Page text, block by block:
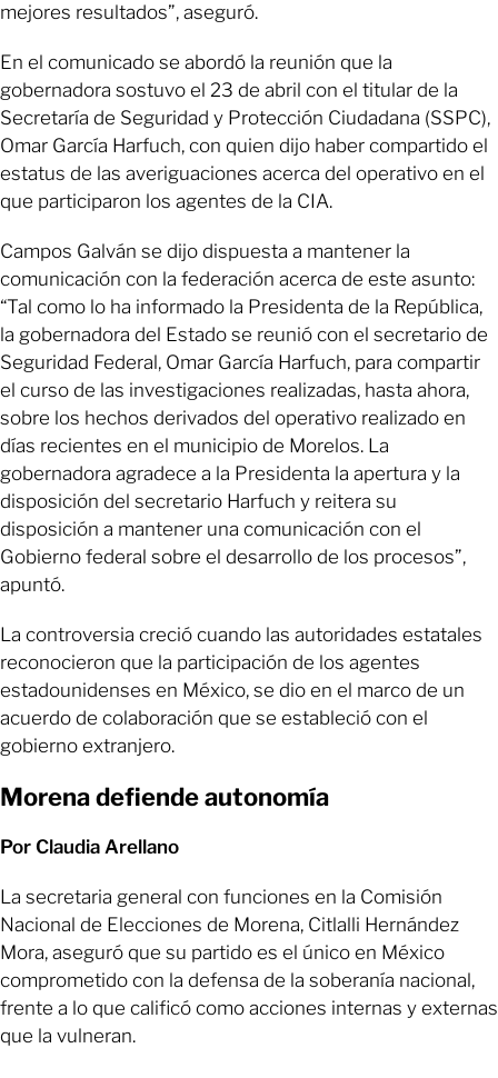
mejores resultados”, aseguró.
En el comunicado se abordó la reunión que la
gobernadora sostuvo el 23 de abril con el titular de la
Secretaría de Seguridad y Protección Ciudadana (SSPC),
Omar García Harfuch, con quien dijo haber compartido el
estatus de las averiguaciones acerca del operativo en el
que participaron los agentes de la CIA.
Campos Galván se dijo dispuesta a mantener la
comunicación con la federación acerca de este asunto:
“Tal como lo ha informado la Presidenta de la República,
la gobernadora del Estado se reunió con el secretario de
Seguridad Federal, Omar García Harfuch, para compartir
el curso de las investigaciones realizadas, hasta ahora,
sobre los hechos derivados del operativo realizado en
días recientes en el municipio de Morelos. La
gobernadora agradece a la Presidenta la apertura y la
disposición del secretario Harfuch y reitera su
disposición a mantener una comunicación con el
Gobierno federal sobre el desarrollo de los procesos”,
apuntó.
La controversia creció cuando las autoridades estatales
reconocieron que la participación de los agentes
estadounidenses en México, se dio en el marco de un
acuerdo de colaboración que se estableció con el
gobierno extranjero.
Morena defiende autonomía
Por Claudia Arellano
La secretaria general con funciones en la Comisión
Nacional de Elecciones de Morena, Citlalli Hernández
Mora, aseguró que su partido es el único en México
comprometido con la defensa de la soberanía nacional,
frente a lo que calificó como acciones internas y externas
que la vulneran.